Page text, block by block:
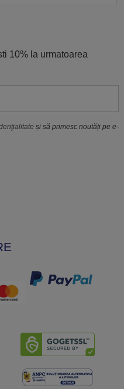
10% la urmatoarea
și să primesc noutăți pe e-